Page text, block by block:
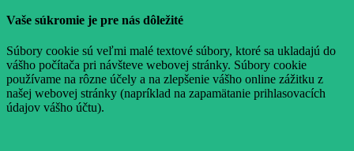
Vaše súkromie je pre nás dôležité
Súbory cookie sú veľmi malé textové súbory, ktoré sa ukladajú do
vášho počítača pri návšteve webovej stránky. Súbory cookie
používame na rôzne účely a na zlepšenie vášho online zážitku z
našej webovej stránky (napríklad na zapamätanie prihlasovacích
údajov vášho účtu).